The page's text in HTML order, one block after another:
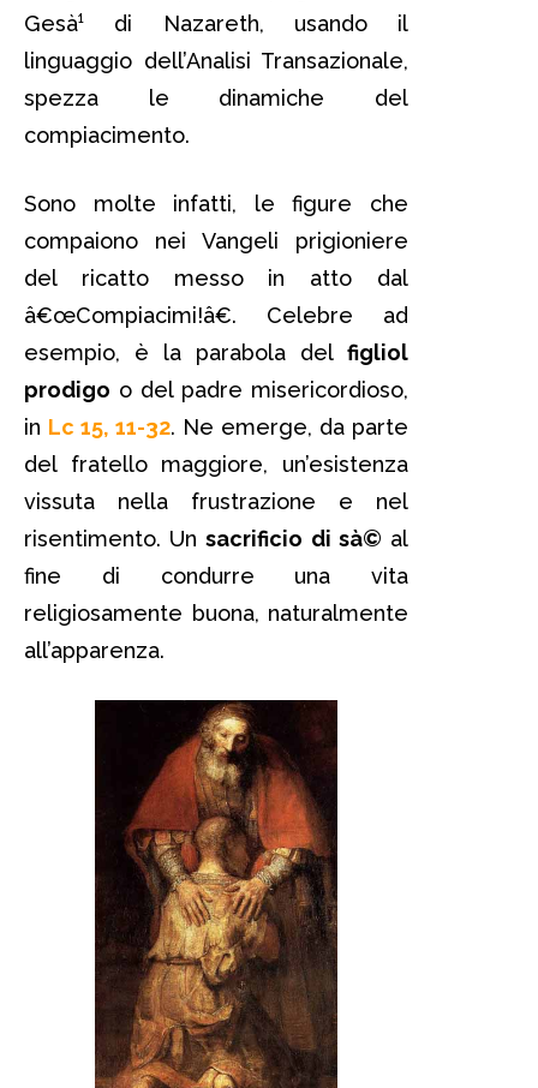
Gesà¹ di Nazareth, usando il
linguaggio dell’Analisi Transazionale,
spezza le dinamiche del
compiacimento.
Sono molte infatti, le figure che
compaiono nei Vangeli prigioniere
del ricatto messo in atto dal
â€œCompiacimi!â€. Celebre ad
esempio, è la parabola del figliol
prodigo o del padre misericordioso,
in Lc 15, 11-32. Ne emerge, da parte
del fratello maggiore, un’esistenza
vissuta nella frustrazione e nel
risentimento. Unsacrificio di sà© al
fine di condurre una vita
religiosamente buona, naturalmente
all’apparenza.